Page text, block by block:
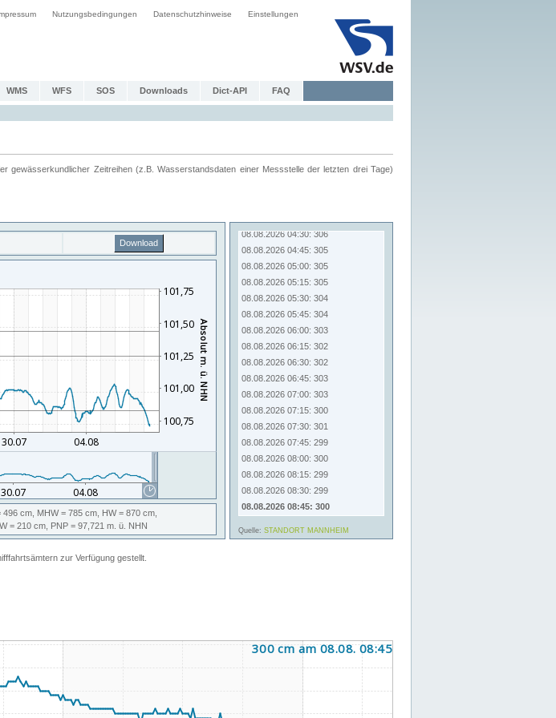
Nutzungsbedingungen Datenschutzhinweise Einstellungen
WMS WFS SOS Downloads Dict-API FAQ
gewässerkundlicher Zeitreihen (z.B. Wasserstandsdaten einer Messstelle der letzten drei Tage)